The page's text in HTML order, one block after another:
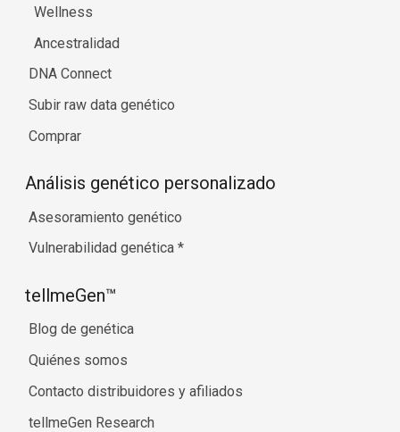
Wellness
Ancestralidad
DNA Connect
Subir raw data genético
Comprar
Análisis genético personalizado
Asesoramiento genético
Vulnerabilidad genética *
tellmeGen™
Blog de genética
Quiénes somos
Contacto distribuidores y afiliados
tellmeGen Research